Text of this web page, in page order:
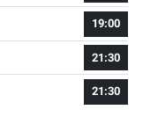
19:00
21:30
21:30